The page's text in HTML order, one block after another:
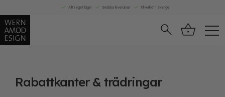
to
content
Allt i eget lager Snabba leveranser Tillverkat i Sverige
Rabattkanter & trädringar